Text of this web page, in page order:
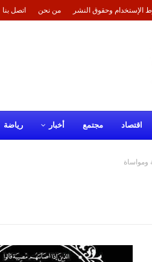
الإستخدام وحقوق النشر من نحن اتصل بنا
اقتصاد مجتمع أخبار رياضة
ومواساة